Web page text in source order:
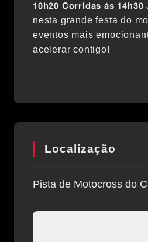
𝟭𝟬𝗵𝟮𝟬 𝗖𝗼𝗿𝗿𝗶𝗱𝗮𝘀 𝗮̀𝘀
nesta grande festa do
eventos mais
acelerar contigo!
Localização
Pista de Motocross do